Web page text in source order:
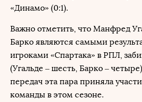
«Динамо» (0:1).
Важно отметить, что Манфред
Барко являются самыми
игроками «Спартака» в РПЛ,
(Угальде – шесть, Барко –
передач эта пара приняла
команды в этом сезоне.